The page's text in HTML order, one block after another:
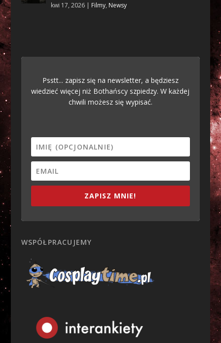
kwi 17, 2026| Filmy, Newsy
Psstt... zapisz się na newsletter, a będziesz
wiedzieć więcej niż Bothańscy szpiedzy. W każdej
chwili możesz się wypisać.
ZAPISZ MNIE!
WSPÓŁPRACUJEMY